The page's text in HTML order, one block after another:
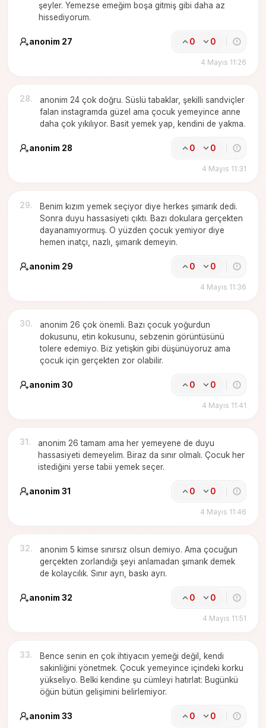
şeyler. Yemezse emeğim boşa gitmiş gibi daha az
hissediyorum.
anonim 27 0 0
4 Mayıs 11:26
28.
anonim 24 çok doğru. Süslü tabaklar, şekilli sandviçler
falan instagramda güzel ama çocuk yemeyince anne
daha çok yıkılıyor. Basit yemek yap, kendini de yakma.
anonim 28 0 0
4 Mayıs 11:31
29.
Benim kızım yemek seçiyor diye herkes şımarık dedi.
Sonra duyu hassasiyeti çıktı. Bazı dokulara gerçekten
dayanamıyormuş. O yüzden çocuk yemiyor diye
hemen inatçı, nazlı, şımarık demeyin.
anonim 29 0 0
4 Mayıs 11:36
30.
anonim 26 çok önemli. Bazı çocuk yoğurdun
dokusunu, etin kokusunu, sebzenin görüntüsünü
tolere edemiyo. Biz yetişkin gibi düşünüyoruz ama
çocuk için gerçekten zor olabilir.
anonim 30 0 0
4 Mayıs 11:41
31 .
anonim 26 tamam ama her yemeyene de duyu
hassasiyeti demeyelim. Biraz da sınır olmalı. Çocuk her
istediğini yerse tabii yemek seçer.
anonim 31 0 0
4 Mayıs 11:46
32.
anonim 5 kimse sınırsız olsun demiyo. Ama çocuğun
gerçekten zorlandığı şeyi anlamadan şımarık demek
de kolaycılık. Sınır ayrı, baskı ayrı.
anonim 32 0 0
4 Mayıs 11:51
33.
Bence senin en çok ihtiyacın yemeği değil, kendi
sakinliğini yönetmek. Çocuk yemeyince içindeki korku
yükseliyo. Belki kendine şu cümleyi hatırlat: Bugünkü
öğün bütün gelişimini belirlemiyor.
anonim 33 0 0